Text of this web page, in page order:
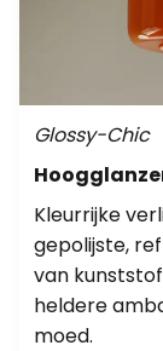
Glossy-Chic
Kleurrijke
gepolijste,
van
heldere
moed.